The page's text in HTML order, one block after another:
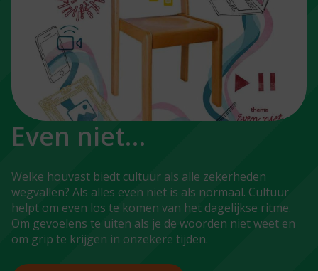
Even niet…
Welke houvast biedt cultuur als alle zekerheden
wegvallen? Als alles even niet is als normaal. Cultuur
helpt om even los te komen van het dagelijkse ritme.
Om gevoelens te uiten als je de woorden niet weet en
om grip te krijgen in onzekere tijden.